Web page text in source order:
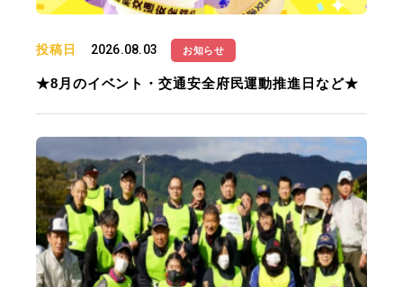
投稿日 2026.08.03 お知らせ
★8月のイベント・交通安全府民運動推進日など★